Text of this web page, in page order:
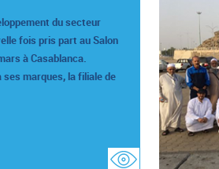
du secteur
fois pris part au Salon
à Casablanca.
marques, la filiale de